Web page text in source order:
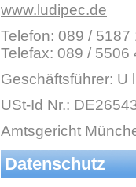
www.ludipec.de
Telefon: 089 / 5187
Telefax: 089 / 5506
Geschäftsführer: U
USt-Id Nr.:
Amtsgericht
Datenschutz